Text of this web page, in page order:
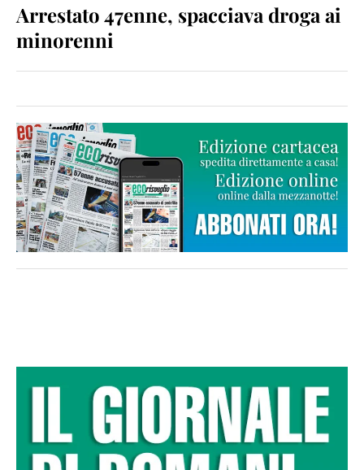
Arrestato 47enne, spacciava droga ai
minorenni